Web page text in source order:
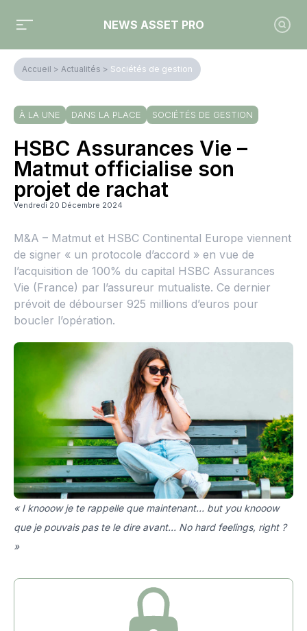
NEWS ASSET PRO
Accueil > Actualités > Sociétés de gestion
À LA UNE DANS LA PLACE SOCIÉTÉS DE GESTION
HSBC Assurances Vie –
Matmut officialise son
projet de rachat
Vendredi 20 Décembre 2024
M&A – Matmut et HSBC Continental Europe viennent
de signer « un protocole d’accord » en vue de
l’acquisition de 100% du capital HSBC Assurances
Vie (France) par l’assureur mutualiste. Ce dernier
prévoit de débourser 925 millions d’euros pour
boucler l’opération.
« I knooow je te rappelle que maintenant… but you knooow
que je pouvais pas te le dire avant… No hard feelings, right ?
»